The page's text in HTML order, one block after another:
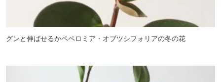
グンと伸ばせるかペペロミア・オブツシフォリアの冬の花